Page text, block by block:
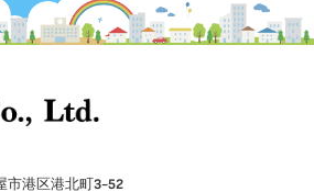
市港区港北町3-52